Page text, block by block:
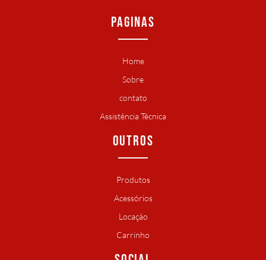
PAGINAS
Home
Sobre
contato
Assistência Técnica
OUTROS
Produtos
Acessórios
Locação
Carrinho